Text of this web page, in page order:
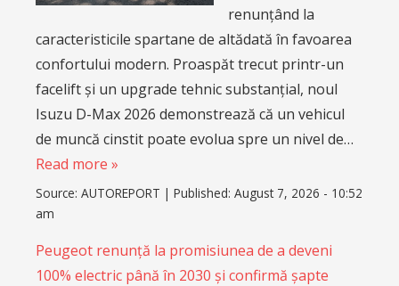
renunțând la
caracteristicile spartane de altădată în favoarea
confortului modern. Proaspăt trecut printr-un
facelift și un upgrade tehnic substanțial, noul
Isuzu D-Max 2026 demonstrează că un vehicul
de muncă cinstit poate evolua spre un nivel de…
Read more »
Source: AUTOREPORT | Published: August 7, 2026 - 10:52
am
Peugeot renunță la promisiunea de a deveni
100% electric până în 2030 și confirmă șapte